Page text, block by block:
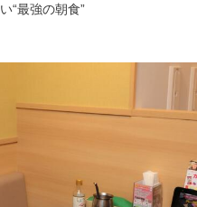
い“最強の朝食”